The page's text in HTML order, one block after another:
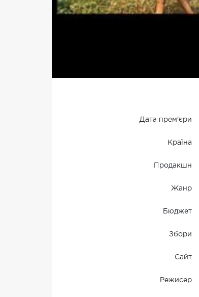
Дата прем'єри
Країна
Продакшн
Жанр
Бюджет
Збори
Сайт
Режисер